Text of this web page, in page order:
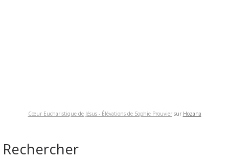
Cœur Eucharistique de Jésus - Élévations de Sophie Prouviersur Hozana
Rechercher